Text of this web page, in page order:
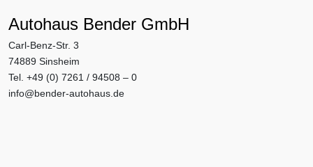
Autohaus Bender GmbH
Carl-Benz-Str. 3
74889 Sinsheim
Tel. +49 (0) 7261 / 94508 – 0
info@bender-autohaus.de